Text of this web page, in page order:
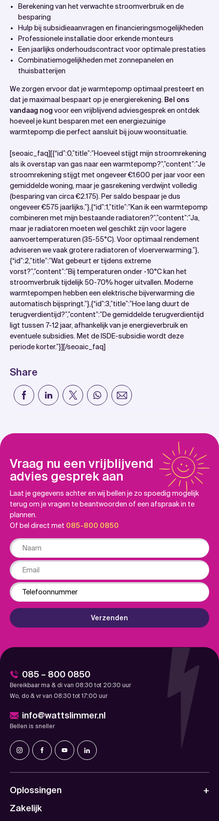
Berekening van het verwachte stroomverbruik en de
besparing
Hulp bij subsidieaanvragen en financieringsmogelijkheden
Professionele installatie door erkende monteurs
Een jaarlijks onderhoudscontract voor optimale prestaties
Combinatiemogelijkheden met zonnepanelen en
thuisbatterijen
We zorgen ervoor dat je warmtepomp optimaal presteert en
dat je maximaal bespaart op je energierekening. Bel ons
vandaag nog voor een vrijblijvend adviesgesprek en ontdek
hoeveel je kunt besparen met een energiezuinige
warmtepomp die perfect aansluit bij jouw woonsituatie.
[seoaic_faq][{“id”:0,”title”:”Hoeveel stijgt mijn stroomrekening
als ik overstap van gas naar een warmtepomp?”,”content”:”Je
stroomrekening stijgt met ongeveer €1.600 per jaar voor een
gemiddelde woning, maar je gasrekening verdwijnt volledig
(besparing van circa €2.175). Per saldo bespaar je dus
ongeveer €575 jaarlijks.”},{“id”:1,”title”:”Kan ik een warmtepomp
combineren met mijn bestaande radiatoren?”,”content”:”Ja,
maar je radiatoren moeten wel geschikt zijn voor lagere
aanvoertemperaturen (35-55°C). Voor optimaal rendement
adviseren we vaak grotere radiatoren of vloerverwarming.”},
{“id”:2,”title”:”Wat gebeurt er tijdens extreme
vorst?”,”content”:”Bij temperaturen onder -10°C kan het
stroomverbruik tijdelijk 50-70% hoger uitvallen. Moderne
warmtepompen hebben een elektrische bijverwarming die
automatisch bijspringt.”},{“id”:3,”title”:”Hoe lang duurt de
terugverdientijd?”,”content”:”De gemiddelde terugverdientijd
ligt tussen 7-12 jaar, afhankelijk van je energieverbruik en
eventuele subsidies. Met de ISDE-subsidie wordt deze
periode korter.”}][/seoaic_faq]
Share
Vraag nu een vrijblijvend
advies gesprek aan
Laat je gegevens achter en wij bellen je zo spoedig mogelijk
terug om je vragen te beantwoorden of een afspraak in te
plannen.
Of bel direct met 085-800 0850
Naam
Email
Phone
Verzenden
085 – 800 0850
Bereikbaar ma & di van 08:30 tot 20:30 uur
Wo, do & vr van 08:30 tot 17:00 uur
info@wattslimmer.nl
Bellen is sneller
Oplossingen
Zakelijk